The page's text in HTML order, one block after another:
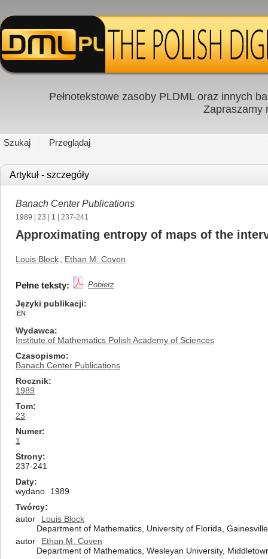
Pełnotekstowe zasoby PLDML oraz innych
Zapraszamy
Szukaj Przeglądaj
Artykuł - szczegóły
Banach Center Publications
1989 23 1 | 237-241
Approximating entropy of maps of the
Louis Block Ethan M. Coven
Pełne teksty: Pobierz
Języki publikacji
EN
Wydawca
Institute of Mathematics Polish Academy of Sciences
Czasopismo
Banach Center Publications
Rocznik
1989
Tom
23
Numer
1
Strony
237-241
Daty
wydano
1989
Twórcy
autor
Louis Block
Department of Mathematics, University of Florida,
autor
Ethan M. Coven
Department of Mathematics, Wesleyan University,